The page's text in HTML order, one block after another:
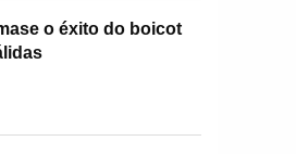
o éxito do boicot